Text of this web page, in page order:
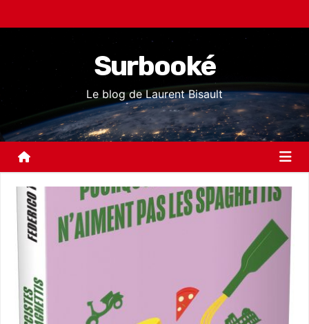
k
t
o
Surbooké
Le blog de Laurent Bisault